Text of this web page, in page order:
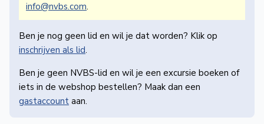
info@nvbs.com.
Ben je nog geen lid en wil je dat worden? Klik op
inschrijven als lid.
Ben je geen NVBS-lid en wil je een excursie boeken of
iets in de webshop bestellen? Maak dan een
gastaccount aan.